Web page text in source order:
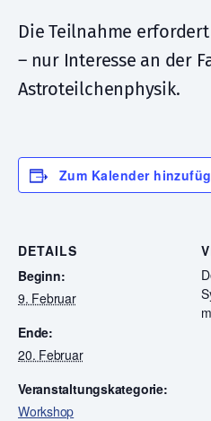
Die Teilnahme
– nur Interesse an der
Astroteilchenphysik.
Zum Kalender
DETAILS
Beginn:
9. Februar
Ende:
20. Februar
Veranstaltungskategorie:
Workshop